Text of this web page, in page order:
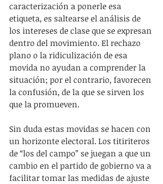
caracterización a ponerle esa
etiqueta, es saltearse el análisis de
los intereses de clase que se expresan
dentro del movimiento. El rechazo
plano o la ridiculización de esa
movida no ayudan a comprender la
situación; por el contrario, favorecen
la confusión, de la que se sirven los
que la promueven.
Sin duda estas movidas se hacen con
un horizonte electoral. Los titiriteros
de “los del campo” se juegan a que un
cambio en el partido de gobierno va a
facilitar tomar las medidas de ajuste